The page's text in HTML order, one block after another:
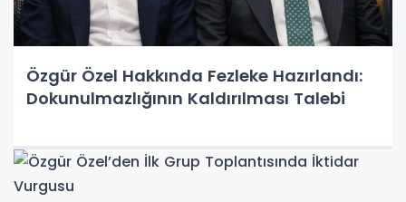
Özgür Özel Hakkında Fezleke Hazırlandı:
Dokunulmazlığının Kaldırılması Talebi